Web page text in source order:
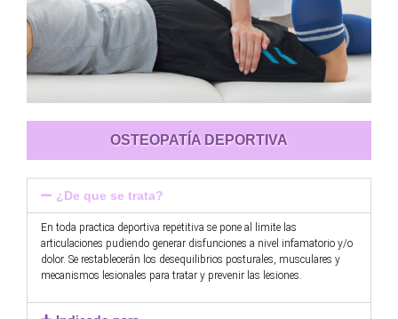
OSTEOPATÍA DEPORTIVA
¿De que se trata?
En toda practica deportiva repetitiva se pone al limite las
articulaciones pudiendo generar disfunciones a nivel infamatorio y/o
dolor. Se restablecerán los desequilibrios posturales, musculares y
mecanismos lesionales para tratar y prevenir las lesiones.